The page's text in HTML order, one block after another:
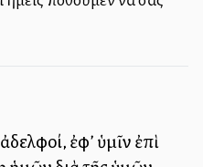
ἐφ’ ὑμῖν ἐπὶ